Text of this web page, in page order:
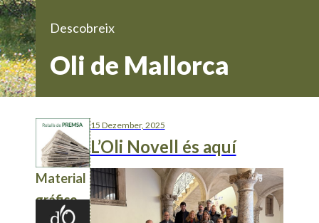
Descobreix
Oli de Mallorca
Material
gráfico
15 Dezember, 2025
L’Oli Novell és aquí